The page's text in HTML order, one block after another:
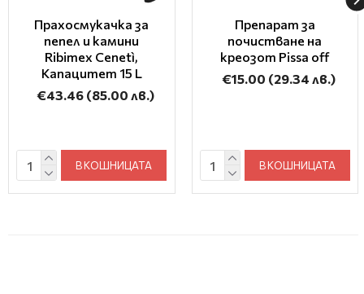
Прахосмукачка за
пепел и камини
Ribimex Cenetì,
Капацитет 15 L
€43.46 (85.00 лв.)
В КОШНИЦАТА
Препарат за
почистване на
креозот Pissa off
€15.00 (29.34 лв.)
В КОШНИЦАТА